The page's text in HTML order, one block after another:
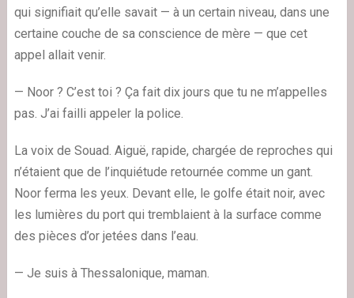
qui signifiait qu’elle savait — à un certain niveau, dans une
certaine couche de sa conscience de mère — que cet
appel allait venir.
— Noor ? C’est toi ? Ça fait dix jours que tu ne m’appelles
pas. J’ai failli appeler la police.
La voix de Souad. Aiguë, rapide, chargée de reproches qui
n’étaient que de l’inquiétude retournée comme un gant.
Noor ferma les yeux. Devant elle, le golfe était noir, avec
les lumières du port qui tremblaient à la surface comme
des pièces d’or jetées dans l’eau.
— Je suis à Thessalonique, maman.